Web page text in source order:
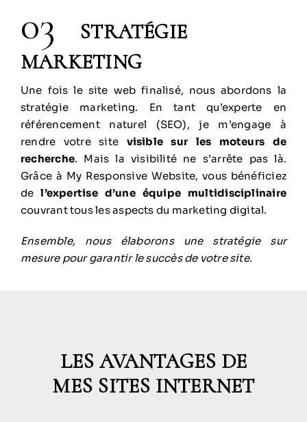
03
STRATÉGIE
MARKETING
Une fois le site web finalisé, nous abordons la
stratégie marketing. En tant qu’experte en
référencement naturel (SEO), je m’engage à
rendre votre site visible sur les moteurs de
recherche. Mais la visibilité ne s’arrête pas là.
Grâce à My Responsive Website, vous bénéficiez
de l’expertise d’une équipe multidisciplinaire
couvrant tous les aspects du marketing digital.
Ensemble, nous élaborons une stratégie sur
mesure pour garantir le succès de votre site.
LES AVANTAGES DE
MES SITES INTERNET